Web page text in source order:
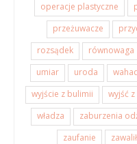
operacje plastyczne
przeżuwacze
rozsądek
równowaga
umiar
uroda
wyjście z bulimii
wyjść
władza
zaburzenia
zaufanie